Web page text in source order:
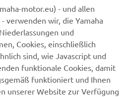
1/6
motor.eu) - und allen
verwenden wir, die Yamaha
und
Cookies, einschließlich
sind, wie Javascript und
funktionale Cookies, damit
funktioniert und Ihnen
unserer Website zur Verfügung